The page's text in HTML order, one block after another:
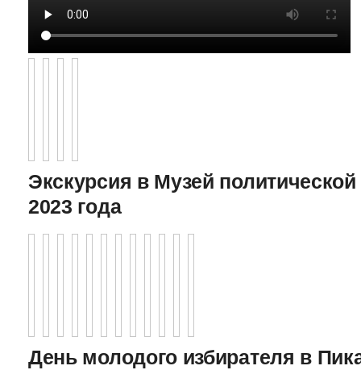
Экскурсия в Музей
2023 года
День молодого избирателя в